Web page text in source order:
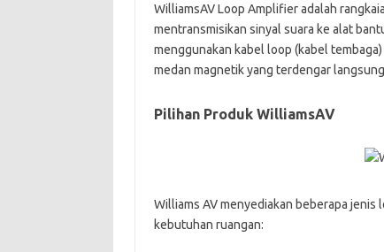
WilliamsAV Loop Amplifier adalah
mentransmisikan sinyal suara ke alat
menggunakan kabel loop (kabel
medan magnetik yang terdengar
Pilihan Produk WilliamsAV
Williams AV menyediakan beberapa
kebutuhan ruangan: